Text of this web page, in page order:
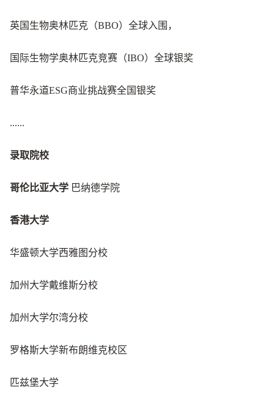
英国生物奥林匹克（BBO）全球入围，
国际生物学奥林匹克竞赛（IBO）全球银奖
普华永道ESG商业挑战赛全国银奖
......
录取院校
哥伦比亚大学 巴纳德学院
香港大学
华盛顿大学西雅图分校
加州大学戴维斯分校
加州大学尔湾分校
罗格斯大学新布朗维克校区
匹兹堡大学